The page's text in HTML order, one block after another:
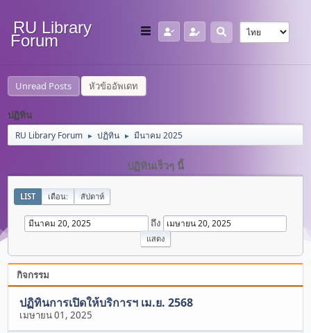
RU Library
Forum
Unread Posts หัวข้ออัพเดท
ปฏิทิน
RU Library Forum ► ปฏิทิน ► มีนาคม 2025
ปฏิทินเร็วๆ นี้
LIST เดือน: สัปดาห์
ถึง
กิจกรรม
ปฏิทินการเปิดให้บริการฯ เม.ย. 2568
เมษายน 01, 2025